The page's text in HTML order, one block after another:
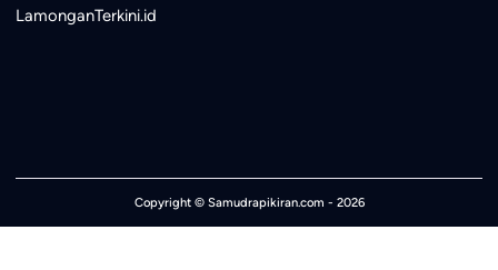
LamonganTerkini.id
Copyright © Samudrapikiran.com - 2026